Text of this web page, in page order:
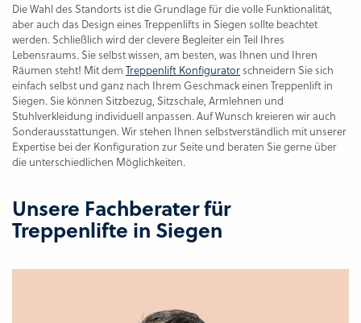
Die Wahl des Standorts ist die Grundlage für die volle Funktionalität,
aber auch das Design eines Treppenlifts in Siegen sollte beachtet
werden. Schließlich wird der clevere Begleiter ein Teil Ihres
Lebensraums. Sie selbst wissen, am besten, was Ihnen und Ihren
Räumen steht! Mit dem Treppenlift Konfigurator schneidern Sie sich
einfach selbst und ganz nach Ihrem Geschmack einen Treppenlift in
Siegen. Sie können Sitzbezug, Sitzschale, Armlehnen und
Stuhlverkleidung individuell anpassen. Auf Wunsch kreieren wir auch
Sonderausstattungen. Wir stehen Ihnen selbstverständlich mit unserer
Expertise bei der Konfiguration zur Seite und beraten Sie gerne über
die unterschiedlichen Möglichkeiten.
Unsere Fachberater für
Treppenlifte in Siegen